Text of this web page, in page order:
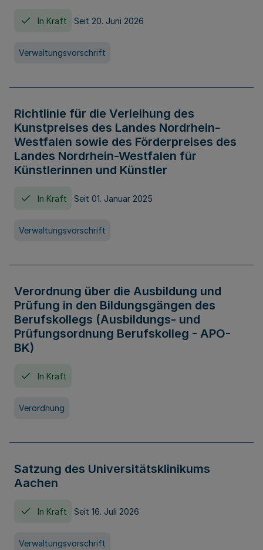
In Kraft Seit 20. Juni 2026
Verwaltungsvorschrift
Richtlinie für die Verleihung des
Kunstpreises des Landes Nordrhein-
Westfalen sowie des Förderpreises des
Landes Nordrhein-Westfalen für
Künstlerinnen und Künstler
In Kraft Seit 01. Januar 2025
Verwaltungsvorschrift
Verordnung über die Ausbildung und
Prüfung in den Bildungsgängen des
Berufskollegs (Ausbildungs- und
Prüfungsordnung Berufskolleg - APO-
BK)
In Kraft
Verordnung
Satzung des Universitätsklinikums
Aachen
In Kraft Seit 16. Juli 2026
Verwaltungsvorschrift